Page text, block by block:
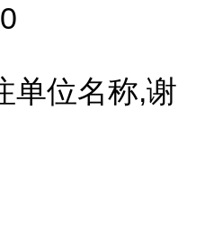
单位名称,谢